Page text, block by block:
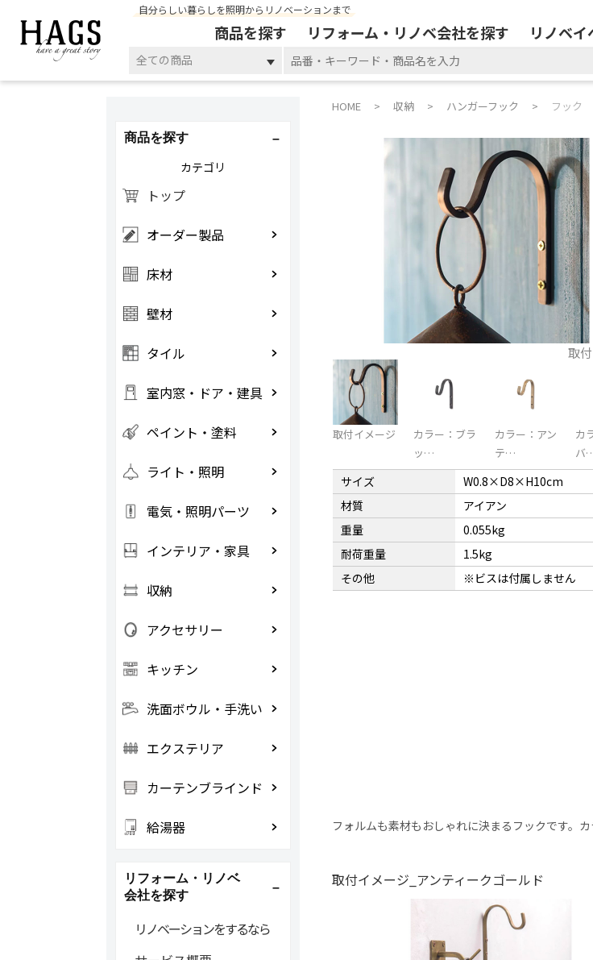
自分らしい暮らしを照明からリノベーションまで
商品を探す リフォーム・リノベ会社を探す リノベイ
全ての商品
HOME 収納 ハンガーフック フック
取
取付イメージ
カラー：ブラ
ッ…
カラー：アン
テ…
カ
バ
サイズ
W0.8×D8×H10cm
材質
アイアン
重量
0.055kg
耐荷重量
1.5kg
その他
※ビスは付属しません
フォルムも素材もおしゃれに決まるフックです。
取付イメージ_アンティークゴールド
商品を探す
カテゴリ
トップ
オーダー製品
床材
壁材
タイル
室内窓・ドア・建具
ペイント・塗料
ライト・照明
電気・照明パーツ
インテリア・家具
収納
アクセサリー
キッチン
洗面ボウル・手洗い
エクステリア
カーテンブラインド
給湯器
リフォーム・リノベ
会社を探す
リノベーションをするなら